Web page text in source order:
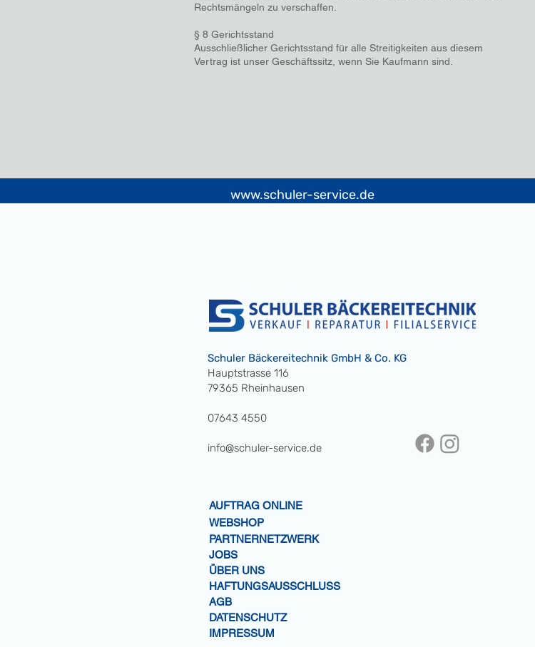
Rechtsmängeln zu verschaffen.
§ 8 Gerichtsstand
Ausschließlicher Gerichtsstand für alle Streitigkeiten aus diesem
Vertrag ist unser Geschäftssitz, wenn Sie Kaufmann sind.
www.schuler-service.de
Schuler Bäckereitechnik GmbH & Co. KG
Hauptstrasse 116
79365 Rheinhausen
07643 4550
info@schuler-service.de
AUFTRAG ONLINE
WEBSHOP
PARTNERNETZWERK
JOBS
ÜBER UNS
HAFTUNGSAUSSCHLUSS
AGB
DATENSCHUTZ
IMPRESSUM